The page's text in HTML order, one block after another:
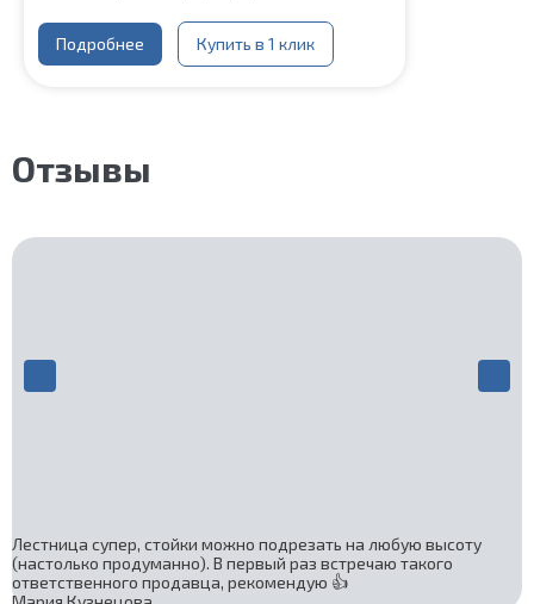
Подробнее Купить в 1 клик
Отзывы
Лестница супер, стойки можно подрезать на любую высоту
(настолько продуманно). В первый раз встречаю такого
ответственного продавца, рекомендую 👍